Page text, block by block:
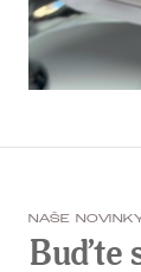
NAŠE
Buďte